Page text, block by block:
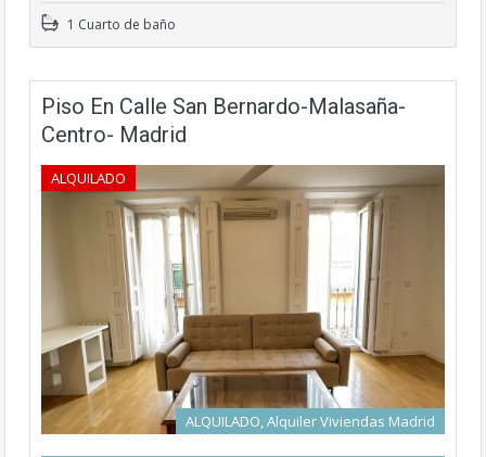
1 Cuarto de baño
Piso En Calle San Bernardo-Malasaña-
Centro- Madrid
ALQUILADO
ALQUILADO, Alquiler Viviendas Madrid